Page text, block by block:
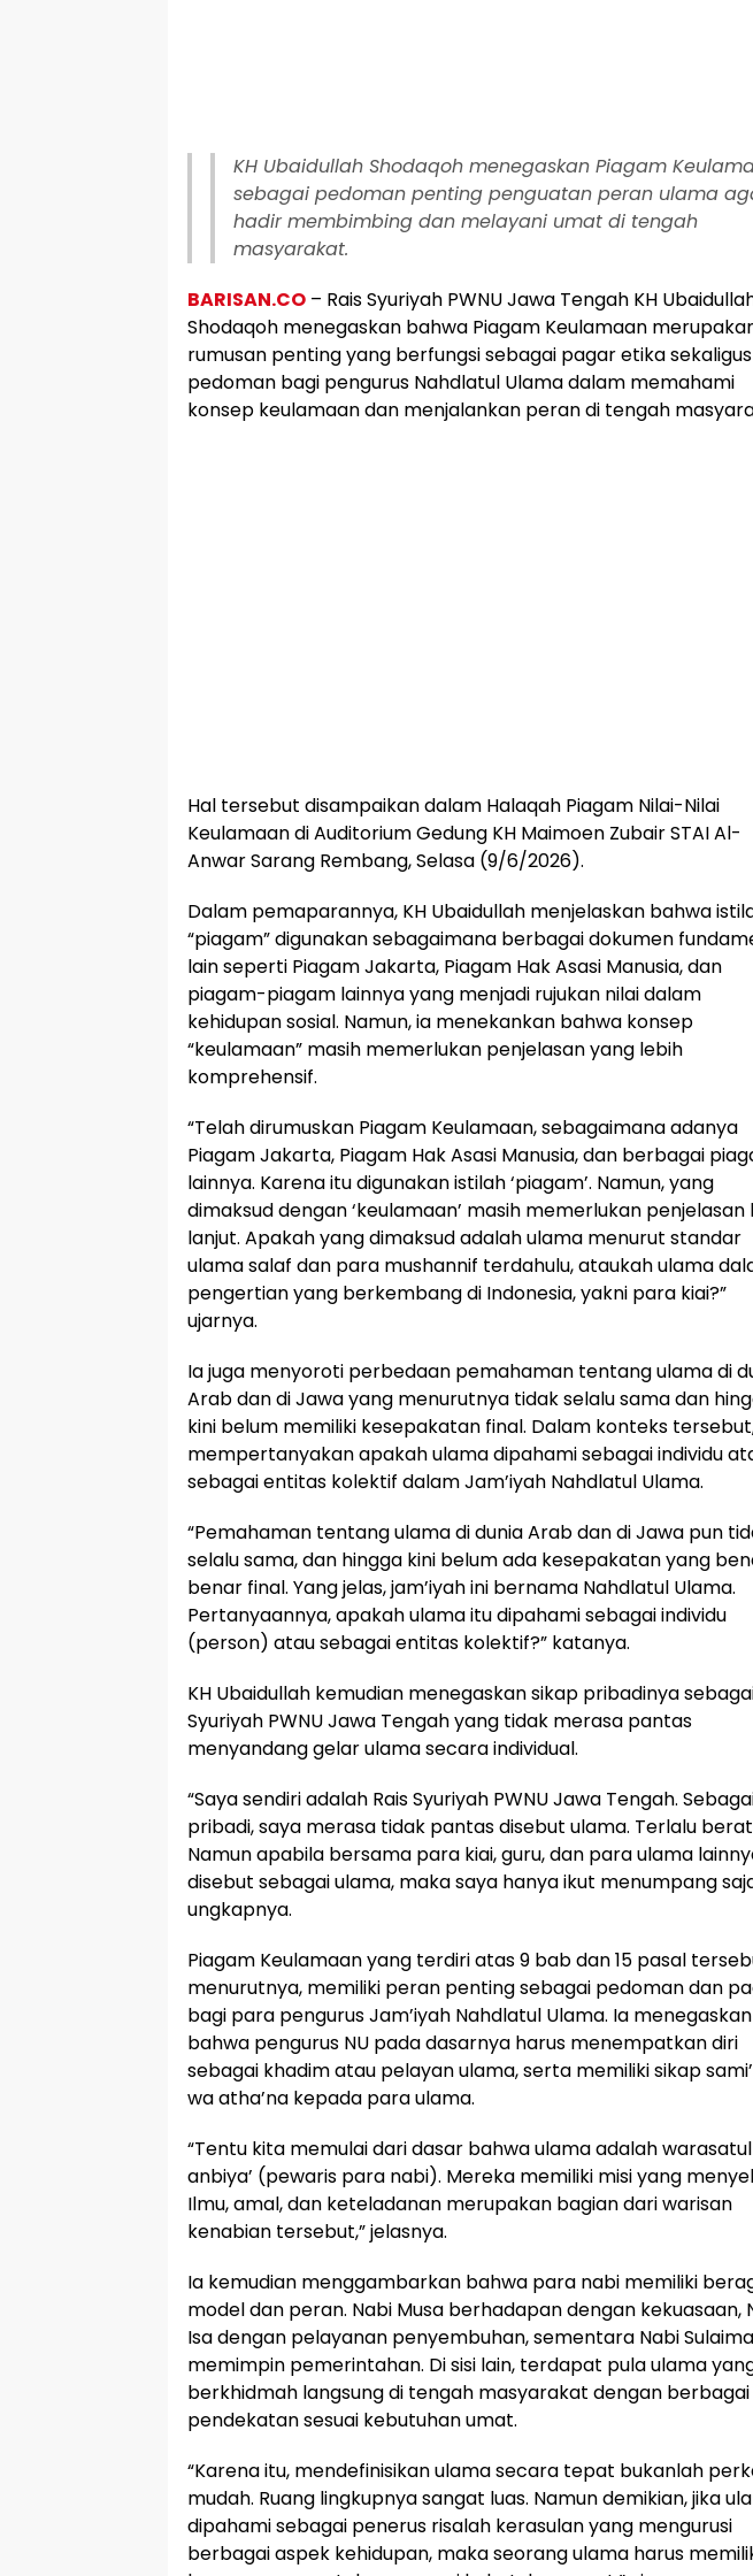
KH Ubaidullah Shodaqoh menegaskan Piagam
sebagai pedoman penting penguatan peran ulama
hadir membimbing dan melayani umat di tengah
masyarakat.
BARISAN.CO – Rais Syuriyah PWNU Jawa Tengah KH
Shodaqoh menegaskan bahwa Piagam Keulamaan
rumusan penting yang berfungsi sebagai pagar etika sekaligus
pedoman bagi pengurus Nahdlatul Ulama dalam memahami
konsep keulamaan dan menjalankan peran di tengah
Hal tersebut disampaikan dalam Halaqah Piagam Nilai-Nilai
Keulamaan di Auditorium Gedung KH Maimoen Zubair STAI Al-
Anwar Sarang Rembang, Selasa (9/6/2026).
Dalam pemaparannya, KH Ubaidullah menjelaskan bahwa
“piagam” digunakan sebagaimana berbagai dokumen
lain seperti Piagam Jakarta, Piagam Hak Asasi Manusia, dan
piagam-piagam lainnya yang menjadi rujukan nilai dalam
kehidupan sosial. Namun, ia menekankan bahwa konsep
“keulamaan” masih memerlukan penjelasan yang lebih
komprehensif.
“Telah dirumuskan Piagam Keulamaan, sebagaimana adanya
Piagam Jakarta, Piagam Hak Asasi Manusia, dan berbagai
lainnya. Karena itu digunakan istilah ‘piagam’. Namun, yang
dimaksud dengan ‘keulamaan’ masih memerlukan penjelasan
lanjut. Apakah yang dimaksud adalah ulama menurut standar
ulama salaf dan para mushannif terdahulu, ataukah ulama
pengertian yang berkembang di Indonesia, yakni para kiai?”
ujarnya.
Ia juga menyoroti perbedaan pemahaman tentang ulama di
Arab dan di Jawa yang menurutnya tidak selalu sama dan
kini belum memiliki kesepakatan final. Dalam konteks
mempertanyakan apakah ulama dipahami sebagai individu
sebagai entitas kolektif dalam Jam’iyah Nahdlatul Ulama.
“Pemahaman tentang ulama di dunia Arab dan di Jawa pun
selalu sama, dan hingga kini belum ada kesepakatan yang
benar final. Yang jelas, jam’iyah ini bernama Nahdlatul Ulama.
Pertanyaannya, apakah ulama itu dipahami sebagai individu
(person) atau sebagai entitas kolektif?” katanya.
KH Ubaidullah kemudian menegaskan sikap pribadinya
Syuriyah PWNU Jawa Tengah yang tidak merasa pantas
menyandang gelar ulama secara individual.
“Saya sendiri adalah Rais Syuriyah PWNU Jawa Tengah.
pribadi, saya merasa tidak pantas disebut ulama. Terlalu
Namun apabila bersama para kiai, guru, dan para ulama
disebut sebagai ulama, maka saya hanya ikut menumpang
ungkapnya.
Piagam Keulamaan yang terdiri atas 9 bab dan 15 pasal
menurutnya, memiliki peran penting sebagai pedoman dan
bagi para pengurus Jam’iyah Nahdlatul Ulama. Ia menegaskan
bahwa pengurus NU pada dasarnya harus menempatkan diri
sebagai khadim atau pelayan ulama, serta memiliki sikap
wa atha’na kepada para ulama.
“Tentu kita memulai dari dasar bahwa ulama adalah warasatul
anbiya’ (pewaris para nabi). Mereka memiliki misi yang
Ilmu, amal, dan keteladanan merupakan bagian dari warisan
kenabian tersebut,” jelasnya.
Ia kemudian menggambarkan bahwa para nabi memiliki
model dan peran. Nabi Musa berhadapan dengan kekuasaan,
Isa dengan pelayanan penyembuhan, sementara Nabi
memimpin pemerintahan. Di sisi lain, terdapat pula ulama
berkhidmah langsung di tengah masyarakat dengan berbagai
pendekatan sesuai kebutuhan umat.
“Karena itu, mendefinisikan ulama secara tepat bukanlah
mudah. Ruang lingkupnya sangat luas. Namun demikian, jika
dipahami sebagai penerus risalah kerasulan yang mengurusi
berbagai aspek kehidupan, maka seorang ulama harus